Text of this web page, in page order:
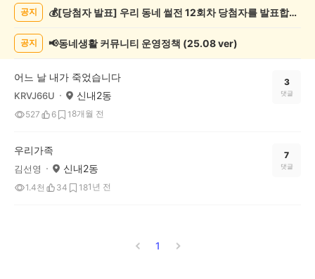
글
공지 💰[당첨자 발표] 우리 동네 썰전 12회차 당첨자를 발표합니다!
공지 📢동네생활 커뮤니티 운영정책 (25.08 ver)
어느 날 내가 죽었습니다
KRVJ66U 신내2동
527 6 1 8개월 전
3
댓글
우리가족
김선영 신내2동
1.4천 34 181년 전
7
댓글
1